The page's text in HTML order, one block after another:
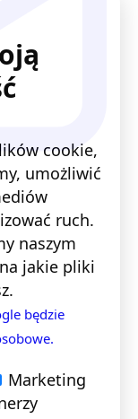
cookie,
umożliwić
ruch.
naszym
jakie pliki
będzie
Marketing